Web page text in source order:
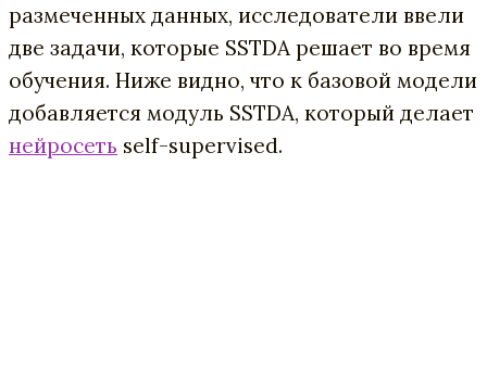
размеченных данных, исследователи ввели
две задачи, которые SSTDA решает во время
обучения. Ниже видно, что к базовой модели
добавляется модуль SSTDA, который делает
нейросеть self-supervised.